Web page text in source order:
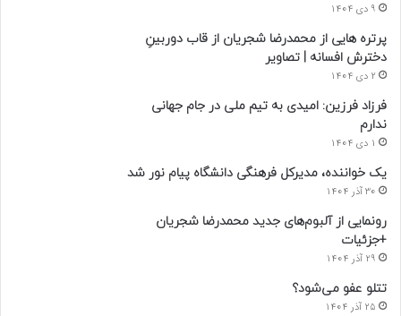
9 دی 1404
پرتره هایی از محمدرضا شجریان از قاب دوربینِ
دخترش افسانه | تصاویر
2 دی 1404
فرزاد فرزین: امیدی به تیم ملی در جام جهانی
ندارم
1 دی 1404
یک خواننده، مدیرکل فرهنگی دانشگاه پیام نور شد
30 آذر 1404
رونمایی از آلبوم‌های جدید محمدرضا شجریان
+جزئیات
29 آذر 1404
تتلو عفو می‌شود؟
25 آذر 1404